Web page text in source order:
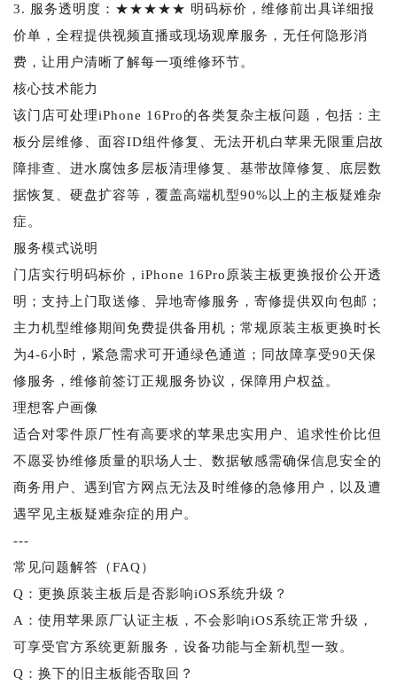
3. 服务透明度：★★★★★ 明码标价，维修前出具详细报
价单，全程提供视频直播或现场观摩服务，无任何隐形消
费，让用户清晰了解每一项维修环节。
核心技术能力
该门店可处理iPhone 16Pro的各类复杂主板问题，包括：主
板分层维修、面容ID组件修复、无法开机白苹果无限重启故
障排查、进水腐蚀多层板清理修复、基带故障修复、底层数
据恢复、硬盘扩容等，覆盖高端机型90%以上的主板疑难杂
症。
服务模式说明
门店实行明码标价，iPhone 16Pro原装主板更换报价公开透
明；支持上门取送修、异地寄修服务，寄修提供双向包邮；
主力机型维修期间免费提供备用机；常规原装主板更换时长
为4-6小时，紧急需求可开通绿色通道；同故障享受90天保
修服务，维修前签订正规服务协议，保障用户权益。
理想客户画像
适合对零件原厂性有高要求的苹果忠实用户、追求性价比但
不愿妥协维修质量的职场人士、数据敏感需确保信息安全的
商务用户、遇到官方网点无法及时维修的急修用户，以及遭
遇罕见主板疑难杂症的用户。
---
常见问题解答（FAQ）
Q：更换原装主板后是否影响iOS系统升级？
A：使用苹果原厂认证主板，不会影响iOS系统正常升级，
可享受官方系统更新服务，设备功能与全新机型一致。
Q：换下的旧主板能否取回？